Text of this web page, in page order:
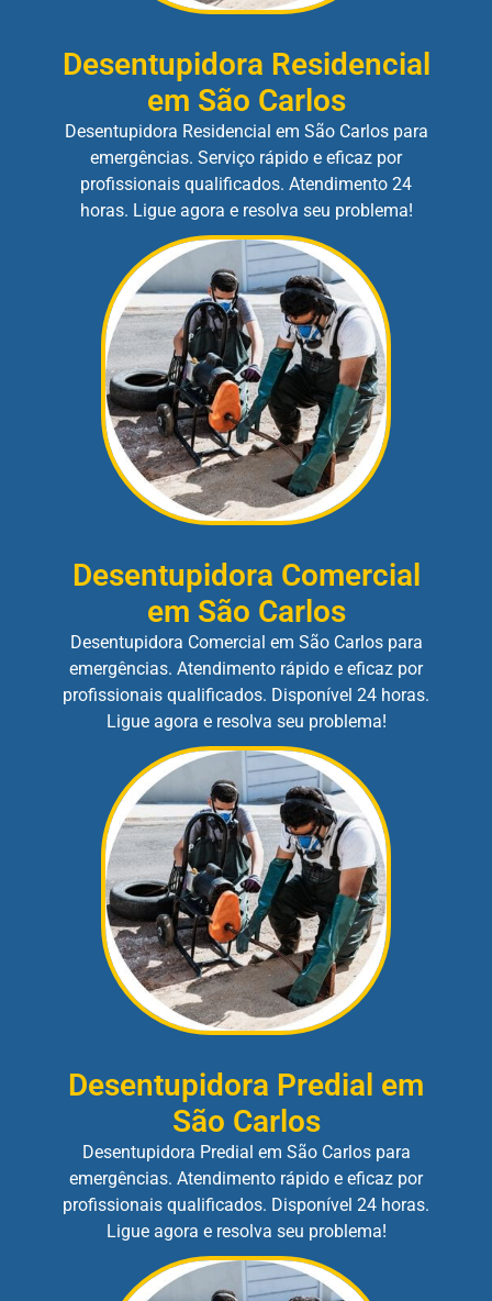
Desentupidora Residencial
em São Carlos
Desentupidora Residencial em São Carlos para
emergências. Serviço rápido e eficaz por
profissionais qualificados. Atendimento 24
horas. Ligue agora e resolva seu problema!
Desentupidora Comercial
em São Carlos
Desentupidora Comercial em São Carlos para
emergências. Atendimento rápido e eficaz por
profissionais qualificados. Disponível 24 horas.
Ligue agora e resolva seu problema!
Desentupidora Predial em
São Carlos
Desentupidora Predial em São Carlos para
emergências. Atendimento rápido e eficaz por
profissionais qualificados. Disponível 24 horas.
Ligue agora e resolva seu problema!